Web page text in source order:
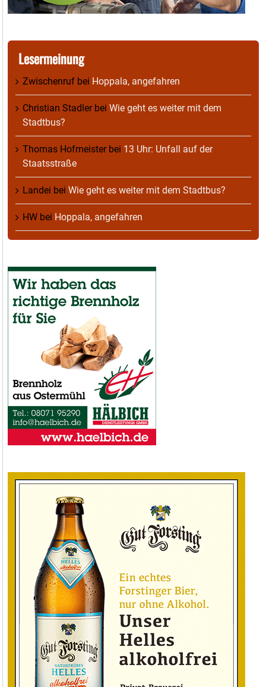
Lesermeinung
Zwischenruf bei Hoppala, angefahren
Christian Stadlerbei Wie geht es weiter mit dem
Stadtbus?
Thomas Hofmeisterbei 13 Uhr: Unfall auf der
Staatsstraße
Landei bei Wie geht es weiter mit dem Stadtbus?
HW bei Hoppala, angefahren